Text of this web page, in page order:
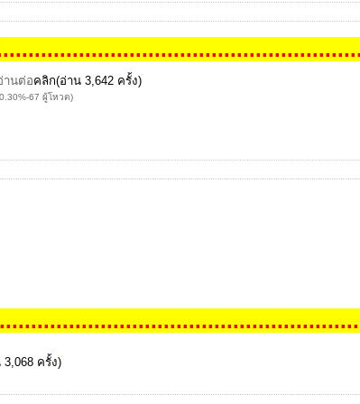
........................................................
านต่อคลิก(อ่าน 3,642 ครั้ง)
67 ผู้โหวต)
........................................................
3,068 ครั้ง)